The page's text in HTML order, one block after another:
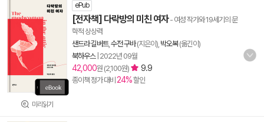
미리읽기
ePub
[전자책] 다락방의 미친 여자- 여성 작가와 19세기의 문
학적 상상력
샌드라 길버트, 수전 구바(지은이), 박오복(옮긴이)
북하우스| 2022년 09월
42,000원 (2,100원) 9.9
종이책 정가 대비 24%할인